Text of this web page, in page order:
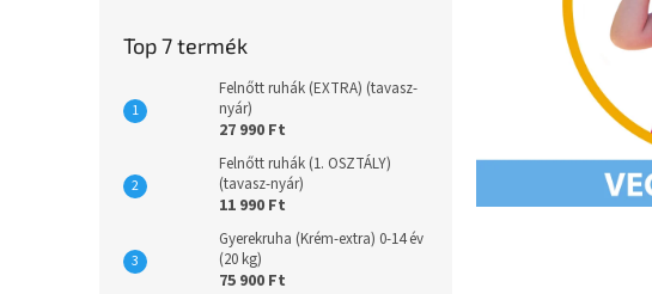
Top 7 termék
Felnőtt ruhák (EXTRA) (tavasz-
nyár)
27 990 Ft
Felnőtt ruhák (1. OSZTÁLY)
(tavasz-nyár)
11 990 Ft
Gyerekruha (Krém-extra) 0-14 év
(20 kg)
75 900 Ft